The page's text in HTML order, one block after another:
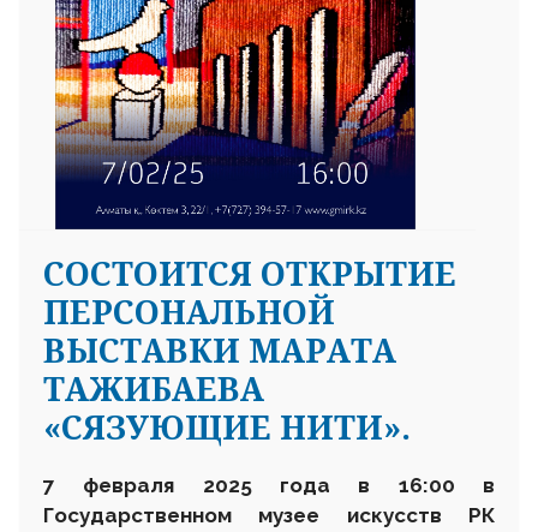
CОСТОИТСЯ ОТКРЫТИЕ
ПЕРСОНАЛЬНОЙ
ВЫСТАВКИ МАРАТА
ТАЖИБАЕВА
«СЯЗУЮЩИЕ НИТИ».
7 февраля 2025 года в 16:00 в
Государственном музее искусств РК